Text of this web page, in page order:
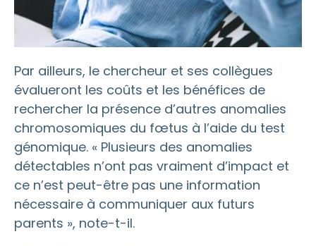
Par ailleurs, le chercheur et ses collègues
évalueront les coûts et les bénéfices de
rechercher la présence d’autres anomalies
chromosomiques du fœtus à l’aide du test
génomique. « Plusieurs des anomalies
détectables n’ont pas vraiment d’impact et
ce n’est peut-être pas une information
nécessaire à communiquer aux futurs
parents », note-t-il.